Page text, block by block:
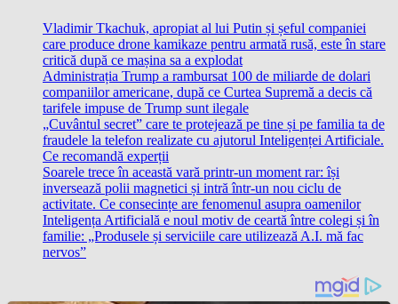
Vladimir Tkachuk, apropiat al lui Putin și șeful companiei
care produce drone kamikaze pentru armată rusă, este în stare
critică după ce mașina sa a explodat
Administrația Trump a rambursat 100 de miliarde de dolari
companiilor americane, după ce Curtea Supremă a decis că
tarifele impuse de Trump sunt ilegale
„Cuvântul secret” care te protejează pe tine și pe familia ta de
fraudele la telefon realizate cu ajutorul Inteligenței Artificiale.
Ce recomandă experții
Soarele trece în această vară printr-un moment rar: își
inversează polii magnetici și intră într-un nou ciclu de
activitate. Ce consecințe are fenomenul asupra oamenilor
Inteligența Artificială e noul motiv de ceartă între colegi și în
familie: „Produsele și serviciile care utilizează A.I. mă fac
nervos”